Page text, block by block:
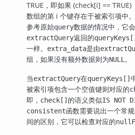
TRUE，即如果 (check[i] == TRUE)
数组的第 i 个键存在于被索引项中
参考原始query数据的情况中，它
extractQuery返回的queryKeys[]
一样。
extra_data是由
组，如果没有额外数据则为NULL 。
当extractQuery在queryKeys[]
被索引项包含一个空值键则对应的
即， check[] 的语义类似IS NOT
consistent函数需要说出一个常
间的区别，它可以检查对应的